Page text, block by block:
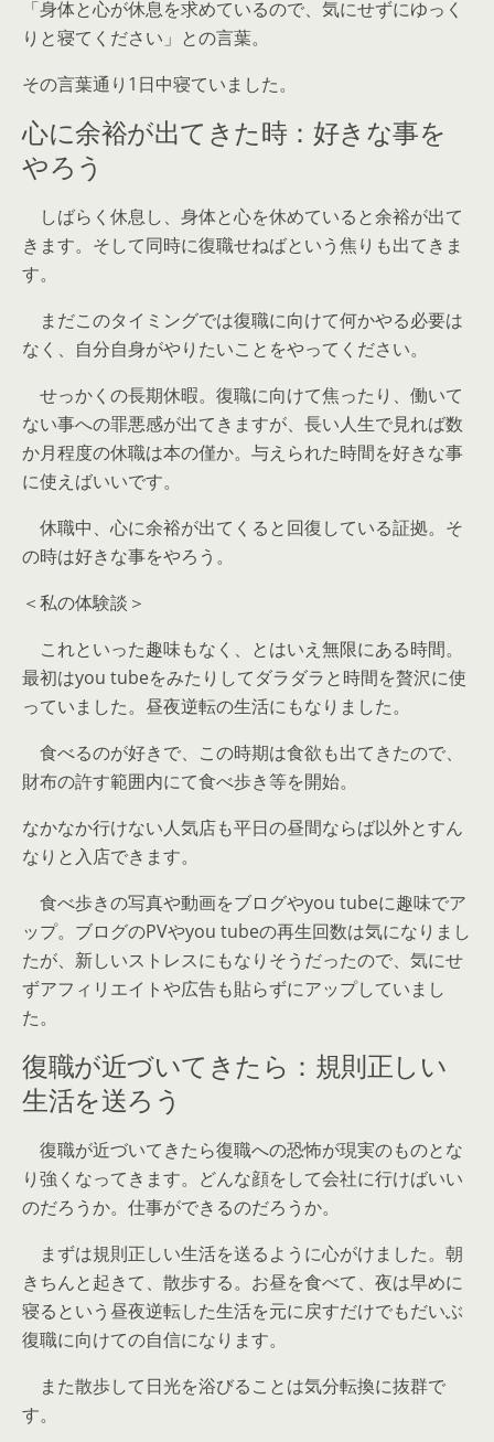
「身体と心が休息を求めているので、気にせずにゆっく
りと寝てください」との言葉。
その言葉通り1日中寝ていました。
心に余裕が出てきた時：好きな事を
やろう
しばらく休息し、身体と心を休めていると余裕が出て
きます。そして同時に復職せねばという焦りも出てきま
す。
まだこのタイミングでは復職に向けて何かやる必要は
なく、自分自身がやりたいことをやってください。
せっかくの長期休暇。復職に向けて焦ったり、働いて
ない事への罪悪感が出てきますが、長い人生で見れば数
か月程度の休職は本の僅か。与えられた時間を好きな事
に使えばいいです。
休職中、心に余裕が出てくると回復している証拠。そ
の時は好きな事をやろう。
＜私の体験談＞
これといった趣味もなく、とはいえ無限にある時間。
最初はyou tubeをみたりしてダラダラと時間を贅沢に使
っていました。昼夜逆転の生活にもなりました。
食べるのが好きで、この時期は食欲も出てきたので、
財布の許す範囲内にて食べ歩き等を開始。
なかなか行けない人気店も平日の昼間ならば以外とすん
なりと入店できます。
食べ歩きの写真や動画をブログやyou tubeに趣味でア
ップ。ブログのPVやyou tubeの再生回数は気になりまし
たが、新しいストレスにもなりそうだったので、気にせ
ずアフィリエイトや広告も貼らずにアップしていまし
た。
復職が近づいてきたら：規則正しい
生活を送ろう
復職が近づいてきたら復職への恐怖が現実のものとな
り強くなってきます。どんな顔をして会社に行けばいい
のだろうか。仕事ができるのだろうか。
まずは規則正しい生活を送るように心がけました。朝
きちんと起きて、散歩する。お昼を食べて、夜は早めに
寝るという昼夜逆転した生活を元に戻すだけでもだいぶ
復職に向けての自信になります。
また散歩して日光を浴びることは気分転換に抜群で
す。